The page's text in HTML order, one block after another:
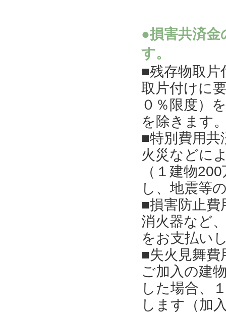
●損害共済
す。
■残存物取片
取片付けに
０％限度）
を除きます
■特別費用共
火災などに
（１建物
し、地震等
■損害防止費
消火器など
をお支払い
■失火見舞費
ご加入の建
した場合、
します（加